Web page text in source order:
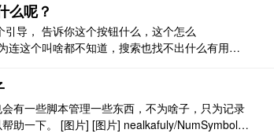
么呢？
导， 告诉你这个按钮什么，这个怎么
连这个叫啥都不知道，搜索也找不出什么有用结
有一些脚本管理一些东西，不为啥子，只为记录
助一下。 [图片] [图片] nealkafuly/NumSymbolIn